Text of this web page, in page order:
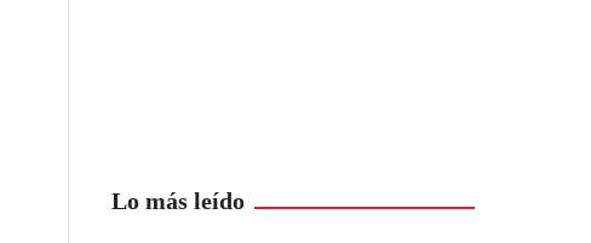
Lo más leído